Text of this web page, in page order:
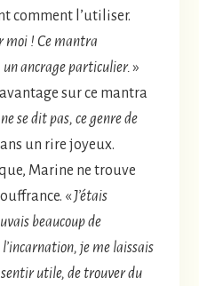
comment l’utiliser.
moi ! Ce mantra
un ancrage particulier.»
sur ce mantra
se dit pas, ce genre de
un rire joyeux.
Marine ne trouve
«J’étais
beaucoup de
je me laissais
sentir utile, de trouver du